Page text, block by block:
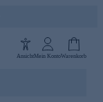
AnsichtMein KontoWarenkorb